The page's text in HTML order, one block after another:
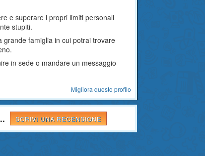
e superare i propri limiti personali
stupiti.
grande famiglia in cui potrai trovare
in sede o mandare un messaggio
Migliora questo profilo
SCRIVI UNA RECENSIONE